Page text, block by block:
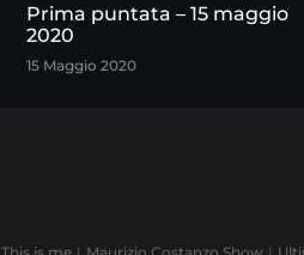
Prima puntata – 15 maggio
2020
15 Maggio 2020